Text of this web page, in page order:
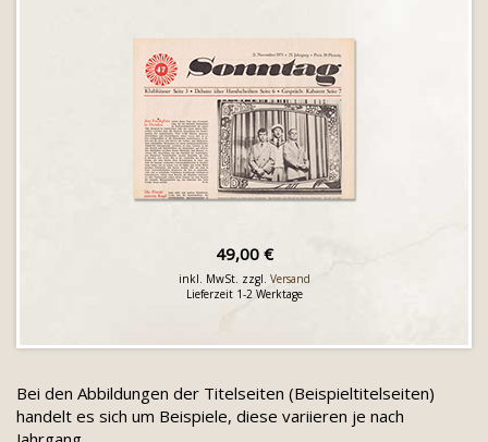
49,00 €
inkl. MwSt. zzgl. Versand
Lieferzeit 1-2 Werktage
Bei den Abbildungen der Titelseiten (Beispieltitelseiten)
handelt es sich um Beispiele, diese variieren je nach